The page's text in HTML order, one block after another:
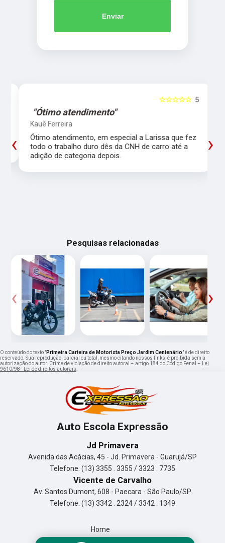
Enviar
5
☆☆☆☆☆
"Ótimo atendimento"
Kauê Ferreira
Ótimo atendimento, em especial a Larissa que fez
todo o trabalho duro dês da CNH de carro até a
adição de categoria depois.
‹ ›
Pesquisas relacionadas
‹ ›
O conteúdo do texto "Primeira Carteira de Motorista Preço Jardim Centenário" é de direito
reservado. Sua reprodução, parcial ou total, mesmo citando nossos links, é proibida sem a
autorização do autor. Crime de violação de direito autoral – artigo 184 do Código Penal –
Lei
9610/98 - Lei de direitos autorais
Auto Escola Expressão
Jd Primavera
Avenida das Acácias, 45 - Jd. Primavera - Guarujá/SP
Telefone: (13) 3355 . 3355 / 3323 . 7735
Vicente de Carvalho
Av. Santos Dumont, 608 - Paecara - São Paulo/SP
Telefone: (13) 3342 . 2324 / 3342 . 1349
Home